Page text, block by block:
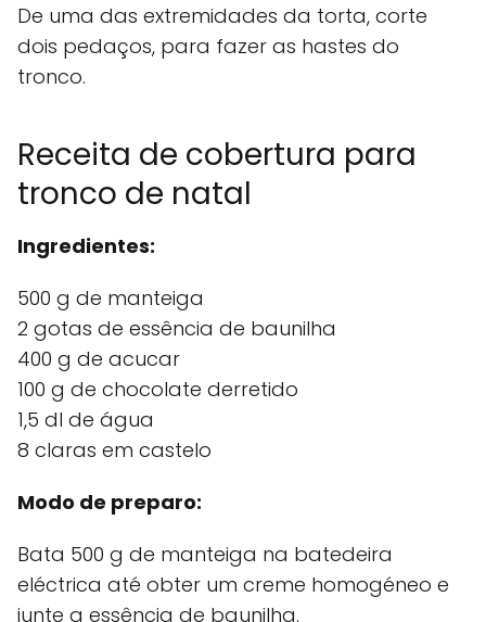
De uma das extremidades da torta, corte
dois pedaços, para fazer as hastes do
tronco.
Receita de cobertura para
tronco de natal
Ingredientes:
500 g de manteiga
2 gotas de essência de baunilha
400 g de acucar
100 g de chocolate derretido
1,5 dl de água
8 claras em castelo
Modo de preparo:
Bata 500 g de manteiga na batedeira
eléctrica até obter um creme homogéneo e
junte a essência de baunilha.